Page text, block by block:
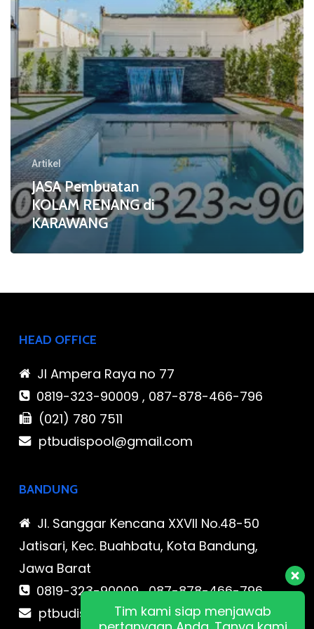
Artikel
JASA Pembuatan
KOLAM RENANG di
KARAWANG
HEAD OFFICE
Jl Ampera Raya no 77
0819-323-90009 , 087-878-466-796
(021) 780 7511
ptbudispool@gmail.com
BANDUNG
Jl. Sanggar Kencana XXVII No.48-50
Jatisari, Kec. Buahbatu, Kota Bandung,
Jawa Barat
0819-323-90009 , 087-878-466-796
ptbudispool@gmail.comTim kami siap menjawab